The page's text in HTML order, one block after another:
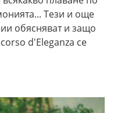
Тези и още
обясняват и защо
d'Eleganza се